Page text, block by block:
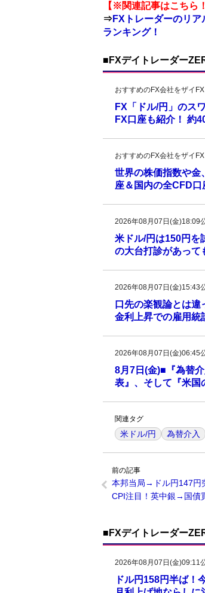
【※関連記事はこちら
⇒FXトレーダーのリ
ランキング！
■FXデイトレーダー
おすすめのFX会社をザイ
FX「ドル/円」のス
FX口座も紹介！ 約
おすすめのFX会社をザイ
世界の株価指数や金
座＆国内の全CFD口
2026年08月07日(金)18:09
米ドル/円は150円を
の大台打診があっ
2026年08月07日(金)15:43
口先の楽観論とは
金利上昇での雇用統
2026年08月07日(金)06:45
8月7日(金)■『為替
表』、そして『米国
関連タグ
米ドル/円 為替介入
前の記事
本邦当局→ドル円147円
CPI注目！英中銀→国債
■FXデイトレーダー
2026年08月07日(金)09:11
ドル円158円半ば